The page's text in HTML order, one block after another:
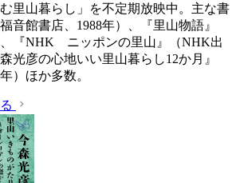
里山暮らし」を不定期放映中。主な書
音館書店、1988年）、『里山物語』
、『NHK ニッポンの里山』（NHK出
光彦の心地いい里山暮らし12か月』
）ほか多数。